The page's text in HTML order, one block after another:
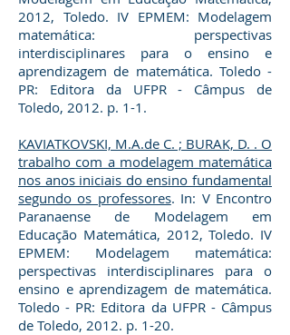
2012, Toledo. IV EPMEM: Modelagem
matemática: perspectivas
interdisciplinares para o ensino e
aprendizagem de matemática. Toledo -
PR: Editora da UFPR - Câmpus de
Toledo, 2012. p. 1-1.
KAVIATKOVSKI, M.A.de C. ; BURAK, D. . O
trabalho com a modelagem matemática
nos anos iniciais do ensino fundamental
segundo os professores. In: V Encontro
Paranaense de Modelagem em
Educação Matemática, 2012, Toledo. IV
EPMEM: Modelagem matemática:
perspectivas interdisciplinares para o
ensino e aprendizagem de matemática.
Toledo - PR: Editora da UFPR - Câmpus
de Toledo, 2012. p. 1-20.